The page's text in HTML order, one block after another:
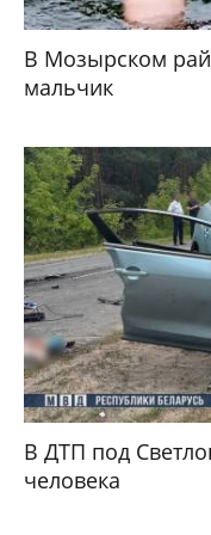
В Мозырском
мальчик
В ДТП под
человека